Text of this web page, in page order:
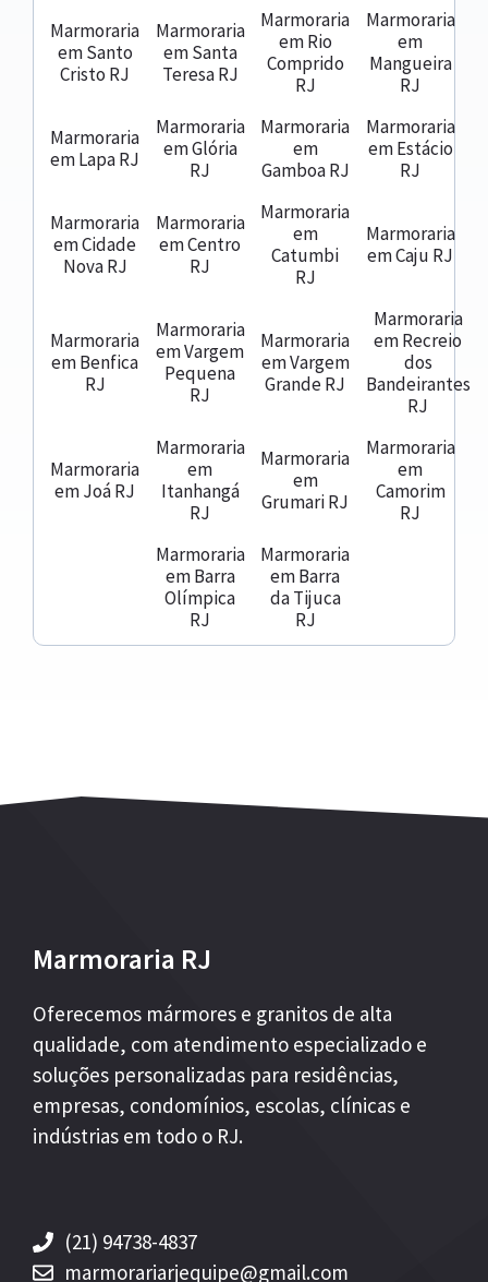
Marmoraria
em Santo
Cristo RJ
Marmoraria
em Santa
Teresa RJ
Marmoraria
em Rio
Comprido
RJ
Marmoraria
em
Mangueira
RJ
Marmoraria
em Lapa RJ
Marmoraria
em Glória
RJ
Marmoraria
em
Gamboa RJ
Marmoraria
em Estácio
RJ
Marmoraria
em Cidade
Nova RJ
Marmoraria
em Centro
RJ
Marmoraria
em
Catumbi
RJ
Marmoraria
em Caju RJ
Marmoraria
em Benfica
RJ
Marmoraria
em Vargem
Pequena
RJ
Marmoraria
em Vargem
Grande RJ
Marmoraria
em Recreio
dos
Bandeirantes
RJ
Marmoraria
em Joá RJ
Marmoraria
em
Itanhangá
RJ
Marmoraria
em
Grumari RJ
Marmoraria
em
Camorim
RJ
Marmoraria
em Barra
Olímpica
RJ
Marmoraria
em Barra
da Tijuca
RJ
Marmoraria RJ
Oferecemos mármores e granitos de alta
qualidade, com atendimento especializado e
soluções personalizadas para residências,
empresas, condomínios, escolas, clínicas e
indústrias em todo o RJ.
(21) 94738-4837
marmorariarjequipe@gmail.com